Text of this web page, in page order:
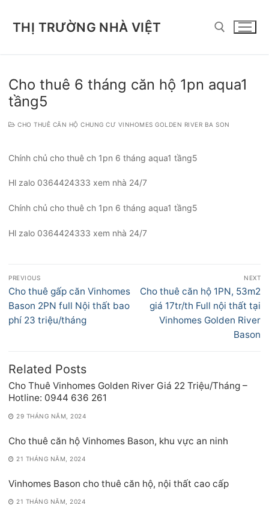
THỊ TRƯỜNG NHÀ VIỆT
Cho thuê 6 tháng căn hộ 1pn aqua1
tầng5
CHO THUÊ CĂN HỘ CHUNG CƯ VINHOMES GOLDEN RIVER BA SON
Chính chủ cho thuê ch 1pn 6 tháng aqua1 tầng5
Hl zalo 0364424333 xem nhà 24/7
Chính chủ cho thuê ch 1pn 6 tháng aqua1 tầng5
Hl zalo 0364424333 xem nhà 24/7
Điều
hướng
bài
viết
PREVIOUS
Previous
post:
Cho thuê gấp căn Vinhomes
Bason 2PN full Nội thất bao
phí 23 triệu/tháng
NEXT
Next
post:
Cho thuê căn hộ 1PN, 53m2
giá 17tr/th Full nội thất tại
Vinhomes Golden River
Bason
Related Posts
Cho Thuê Vinhomes Golden River Giá 22 Triệu/Tháng –
Hotline: 0944 636 261
29 THÁNG NĂM, 2024
Cho thuê căn hộ Vinhomes Bason, khu vực an ninh
21 THÁNG NĂM, 2024
Vinhomes Bason cho thuê căn hộ, nội thất cao cấp
21 THÁNG NĂM, 2024